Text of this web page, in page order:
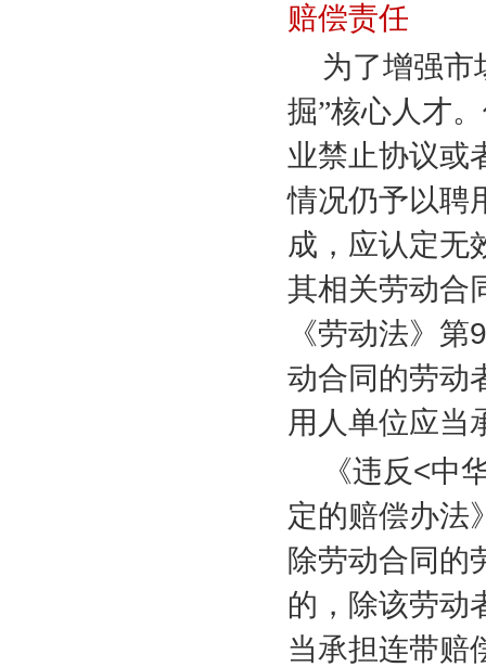
赔偿责任
为了增强市
掘”核心人才
业禁止协议或
情况仍予以聘
成，应认定无
其相关劳动合
《劳动法》第
动合同的劳动
用人单位应当
《违反<中
定的赔偿办法
除劳动合同的
的，除该劳动
当承担连带赔